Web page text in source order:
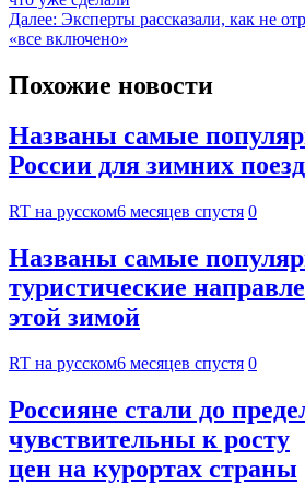
Далее: Эксперты рассказали, как не
«все включено»
Похожие новости
Названы самые
России для зимних
RT на русском6 месяцев спустя 0
Названы самые
туристические
этой зимой
RT на русском6 месяцев спустя 0
Россияне стали до
чувствительны к росту
цен на курортах страны